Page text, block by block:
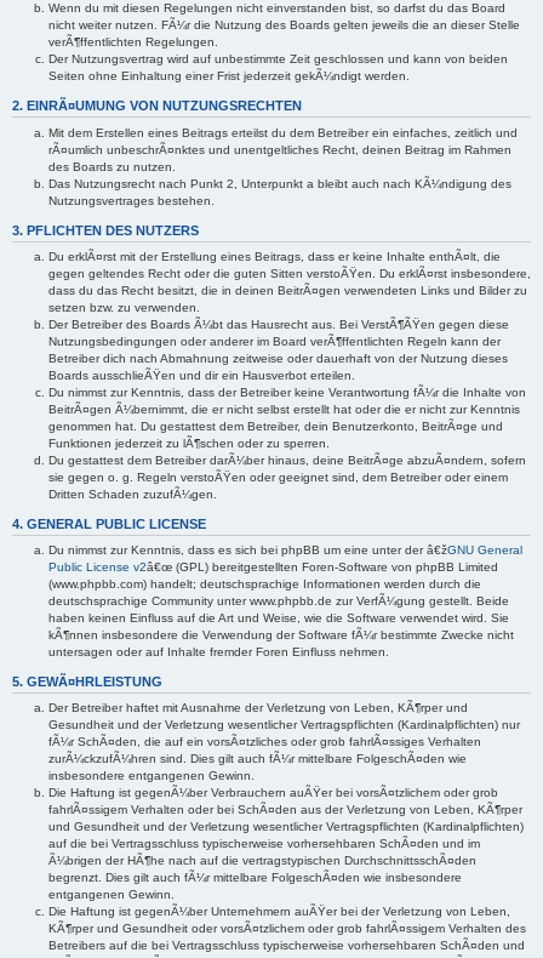
Wenn du mit diesen Regelungen nicht einverstanden bist, so darfst du das Board
nicht weiter nutzen. FÃ¼r die Nutzung des Boards gelten jeweils die an dieser Stelle
verÃ¶ffentlichten Regelungen.
Der Nutzungsvertrag wird auf unbestimmte Zeit geschlossen und kann von beiden
Seiten ohne Einhaltung einer Frist jederzeit gekÃ¼ndigt werden.
2. EINRÃ¤UMUNG VON NUTZUNGSRECHTEN
Mit dem Erstellen eines Beitrags erteilst du dem Betreiber ein einfaches, zeitlich und
rÃ¤umlich unbeschrÃ¤nktes und unentgeltliches Recht, deinen Beitrag im Rahmen
des Boards zu nutzen.
Das Nutzungsrecht nach Punkt 2, Unterpunkt a bleibt auch nach KÃ¼ndigung des
Nutzungsvertrages bestehen.
3. PFLICHTEN DES NUTZERS
Du erklÃ¤rst mit der Erstellung eines Beitrags, dass er keine Inhalte enthÃ¤lt, die
gegen geltendes Recht oder die guten Sitten verstoÃŸen. Du erklÃ¤rst insbesondere,
dass du das Recht besitzt, die in deinen BeitrÃ¤gen verwendeten Links und Bilder zu
setzen bzw. zu verwenden.
Der Betreiber des Boards Ã¼bt das Hausrecht aus. Bei VerstÃ¶ÃŸen gegen diese
Nutzungsbedingungen oder anderer im Board verÃ¶ffentlichten Regeln kann der
Betreiber dich nach Abmahnung zeitweise oder dauerhaft von der Nutzung dieses
Boards ausschlieÃŸen und dir ein Hausverbot erteilen.
Du nimmst zur Kenntnis, dass der Betreiber keine Verantwortung fÃ¼r die Inhalte von
BeitrÃ¤gen Ã¼bernimmt, die er nicht selbst erstellt hat oder die er nicht zur Kenntnis
genommen hat. Du gestattest dem Betreiber, dein Benutzerkonto, BeitrÃ¤ge und
Funktionen jederzeit zu lÃ¶schen oder zu sperren.
Du gestattest dem Betreiber darÃ¼ber hinaus, deine BeitrÃ¤ge abzuÃ¤ndern, sofern
sie gegen o. g. Regeln verstoÃŸen oder geeignet sind, dem Betreiber oder einem
Dritten Schaden zuzufÃ¼gen.
4. GENERAL PUBLIC LICENSE
Du nimmst zur Kenntnis, dass es sich bei phpBB um eine unter der â€žGNU General
Public License v2â€œ (GPL) bereitgestellten Foren-Software von phpBB Limited
(www.phpbb.com) handelt; deutschsprachige Informationen werden durch die
deutschsprachige Community unter www.phpbb.de zur VerfÃ¼gung gestellt. Beide
haben keinen Einfluss auf die Art und Weise, wie die Software verwendet wird. Sie
kÃ¶nnen insbesondere die Verwendung der Software fÃ¼r bestimmte Zwecke nicht
untersagen oder auf Inhalte fremder Foren Einfluss nehmen.
5. GEWÃ¤HRLEISTUNG
Der Betreiber haftet mit Ausnahme der Verletzung von Leben, KÃ¶rper und
Gesundheit und der Verletzung wesentlicher Vertragspflichten (Kardinalpflichten) nur
fÃ¼r SchÃ¤den, die auf ein vorsÃ¤tzliches oder grob fahrlÃ¤ssiges Verhalten
zurÃ¼ckzufÃ¼hren sind. Dies gilt auch fÃ¼r mittelbare FolgeschÃ¤den wie
insbesondere entgangenen Gewinn.
Die Haftung ist gegenÃ¼ber Verbrauchern auÃŸer bei vorsÃ¤tzlichem oder grob
fahrlÃ¤ssigem Verhalten oder bei SchÃ¤den aus der Verletzung von Leben, KÃ¶rper
und Gesundheit und der Verletzung wesentlicher Vertragspflichten (Kardinalpflichten)
auf die bei Vertragsschluss typischerweise vorhersehbaren SchÃ¤den und im
Ã¼brigen der HÃ¶he nach auf die vertragstypischen DurchschnittsschÃ¤den
begrenzt. Dies gilt auch fÃ¼r mittelbare FolgeschÃ¤den wie insbesondere
entgangenen Gewinn.
Die Haftung ist gegenÃ¼ber Unternehmern auÃŸer bei der Verletzung von Leben,
KÃ¶rper und Gesundheit oder vorsÃ¤tzlichem oder grob fahrlÃ¤ssigem Verhalten des
Betreibers auf die bei Vertragsschluss typischerweise vorhersehbaren SchÃ¤den und